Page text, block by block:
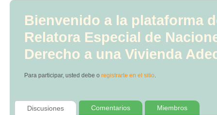
Bienvenido a la plataforma
Relatora Especial de
Derecho a una Vivienda
Para participar, usted debe o registrarte en el sitio.
Discusiones Comentarios Miembros